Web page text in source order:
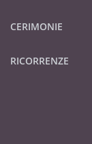
CERIMONIE
RICORRENZE